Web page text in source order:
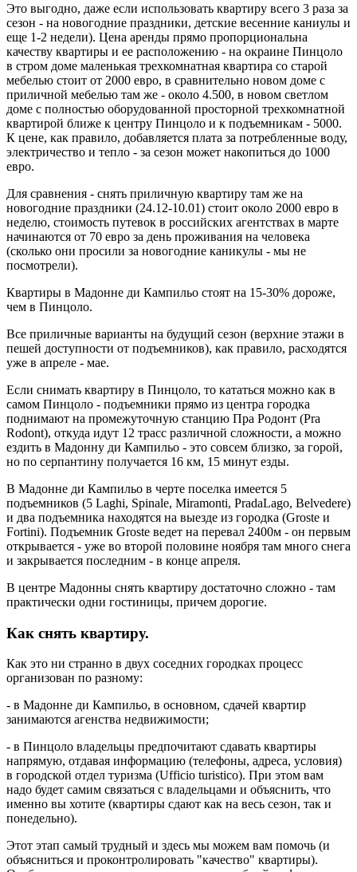
Это выгодно, даже если использовать квартиру всего 3 раза за
сезон - на новогодние праздники, детские весенние каниулы и
еще 1-2 недели). Цена аренды прямо пропорциональна
качеству квартиры и ее расположению - на окраине Пинцоло
в стром доме маленькая трехкомнатная квартира со старой
мебелью стоит от 2000 евро, в сравнительно новом доме с
приличной мебелью там же - около 4.500, в новом светлом
доме с полностью оборудованной просторной трехкомнатной
квартирой ближе к центру Пинцоло и к подъемникам - 5000.
К цене, как правило, добавляется плата за потребленные воду,
электричество и тепло - за сезон может накопиться до 1000
евро.
Для сравнения - снять приличную квартиру там же на
новогодние праздники (24.12-10.01) стоит около 2000 евро в
неделю, стоимость путевок в российских агентствах в марте
начинаются от 70 евро за день проживания на человека
(сколько они просили за новогодние каникулы - мы не
посмотрели).
Квартиры в Мадонне ди Кампильо стоят на 15-30% дороже,
чем в Пинцоло.
Все приличные варианты на будущий сезон (верхние этажи в
пешей доступности от подъемников), как правило, расходятся
уже в апреле - мае.
Если снимать квартиру в Пинцоло, то кататься можно как в
самом Пинцоло - подъемники прямо из центра городка
поднимают на промежуточную станцию Пра Родонт (Pra
Rodont), откуда идут 12 трасс различной сложности, а можно
ездить в Мадонну ди Кампильо - это совсем близко, за горой,
но по серпантину получается 16 км, 15 минут езды.
В Мадонне ди Кампильо в черте поселка имеется 5
подъемников (5 Laghi, Spinale, Miramonti, PradaLago, Belvedere)
и два подъемника находятся на выезде из городка (Groste и
Fortini). Подъемник Groste ведет на перевал 2400м - он первым
открывается - уже во второй половине ноября там много снега
и закрывается последним - в конце апреля.
В центре Мадонны снять квартиру достаточно сложно - там
практически одни гостиницы, причем дорогие.
Как снять квартиру.
Как это ни странно в двух соседних городках процесс
организован по разному:
- в Мадонне ди Кампильо, в основном, сдачей квартир
занимаются агенства недвижимости;
- в Пинцоло владельцы предпочитают сдавать квартиры
напрямую, отдавая информацию (телефоны, адреса, условия)
в городской отдел туризма (Ufficio turistico). При этом вам
надо будет самим связаться с владельцами и объяснить, что
именно вы хотите (квартиры сдают как на весь сезон, так и
понедельно).
Этот этап самый трудный и здесь мы можем вам помочь (и
объясниться и проконтролировать "качество" квартиры).